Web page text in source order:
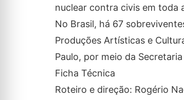
nuclear contra civis em toda
No Brasil, há 67
Produções Artísticas e
Paulo, por meio da
Ficha Técnica
Roteiro e direção: Rogério